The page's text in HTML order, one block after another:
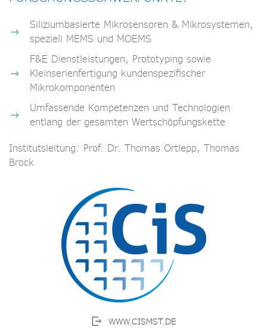
Siliziumbasierte Mikrosensoren & Mikrosystemen,
speziell MEMS und MOEMS
F&E Dienstleistungen, Prototyping sowie
Kleinserienfertigung kundenspezifischer
Mikrokomponenten
Umfassende Kompetenzen und Technologien
entlang der gesamten Wertschöpfungskette
Institutsleitung: Prof. Dr. Thomas Ortlepp, Thomas
Brock
WWW.CISMST.DE